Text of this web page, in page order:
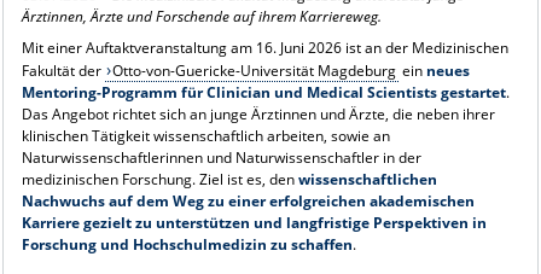
INTERNATIONAL
Ärztinnen, Ärzte und Forschende auf ihrem Karriereweg.
Mit einer Auftaktveranstaltung am 16. Juni 2026 ist an der Medizinischen
Fakultät der Otto-von-Guericke-Universität Magdeburg ein neues
Mentoring-Programm für Clinician und Medical Scientists gestartet.
Das Angebot richtet sich an junge Ärztinnen und Ärzte, die neben ihrer
klinischen Tätigkeit wissenschaftlich arbeiten, sowie an
Naturwissenschaftlerinnen und Naturwissenschaftler in der
medizinischen Forschung. Ziel ist es, denwissenschaftlichen
Nachwuchs auf dem Weg zu einer erfolgreichen akademischen
Karriere gezielt zu unterstützen und langfristige Perspektiven in
Forschung und Hochschulmedizin zu schaffen.